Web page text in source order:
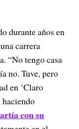
durante años en
carrera
“No tengo casa
no. Tuve, pero
en ‘Claro
haciendo
con su